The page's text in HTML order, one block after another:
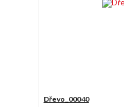
Dřevo_00040